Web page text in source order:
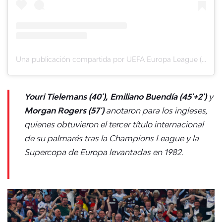
Youri Tielemans (40'), Emiliano Buendía (45'+2') y
Morgan Rogers (57')anotaron para los ingleses,
quienes obtuvieron el tercer título internacional
de su palmarés tras la Champions League y la
Supercopa de Europa levantadas en 1982.